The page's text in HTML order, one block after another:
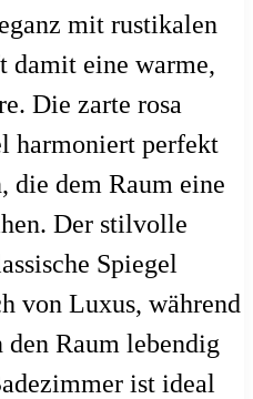
mit rustikalen
damit eine warme,
Die zarte rosa
harmoniert perfekt
die dem Raum eine
Der stilvolle
Spiegel
von Luxus, während
Raum lebendig
ist ideal